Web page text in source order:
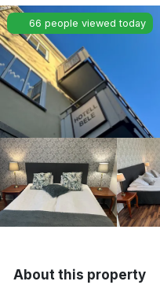
Göteborg
Malmö
Hela Norge
Oslo
Bergen
Hela Danmark
66 people viewed today
About this property